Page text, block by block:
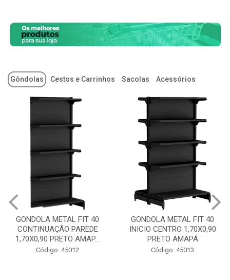
Gôndolas Cestos e Carrinhos Sacolas Acessórios
GONDOLA METAL FIT 40
INICIO CENTRO 1,70X0,90
PRETO AMAPÁ
Código: 45013
GONDOLA METAL FIT 40
INICIO PAREDE 1,70X0,90
PRETO AMAPÁ
Código: 45011